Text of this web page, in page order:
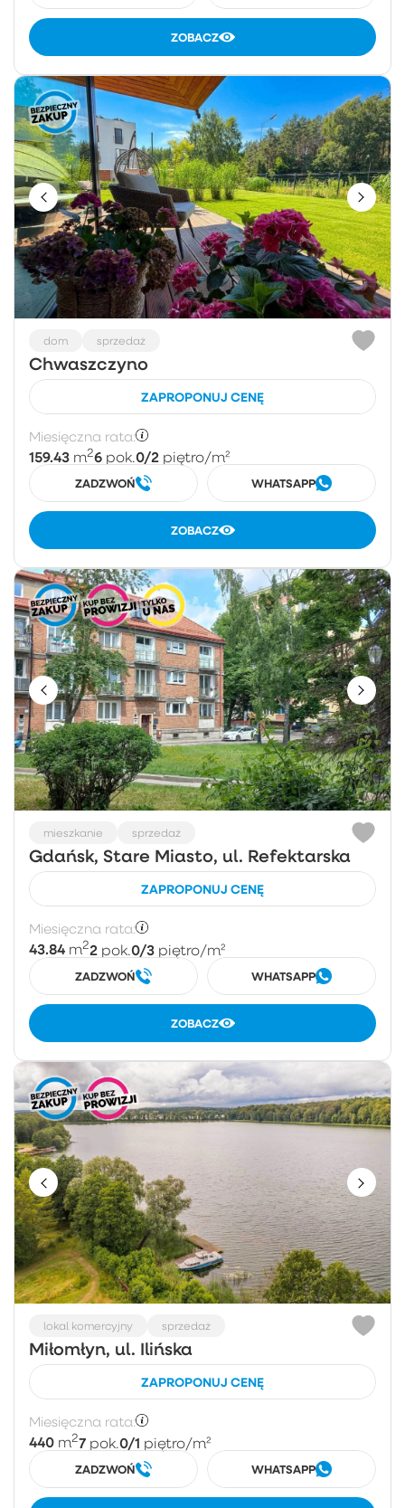
ZOBACZ
dom sprzedaż
Chwaszczyno
ZAPROPONUJ CENĘ
Miesięczna rata:
159.43 m26 pok.0/2 piętro/m²
ZADZWOŃ WHATSAPP
ZOBACZ
mieszkanie sprzedaż
Gdańsk, Stare Miasto, ul. Refektarska
ZAPROPONUJ CENĘ
Miesięczna rata:
43.84 m22 pok.0/3 piętro/m²
ZADZWOŃ WHATSAPP
ZOBACZ
lokal komercyjny sprzedaż
Miłomłyn, ul. Ilińska
ZAPROPONUJ CENĘ
Miesięczna rata:
440 m27 pok.0/1 piętro/m²
ZADZWOŃ WHATSAPP